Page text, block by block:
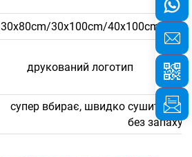
30x80cm/30x100cm/40x100cm
друкований логотип
супер вбирає, швидко сушиться,
без запаху,